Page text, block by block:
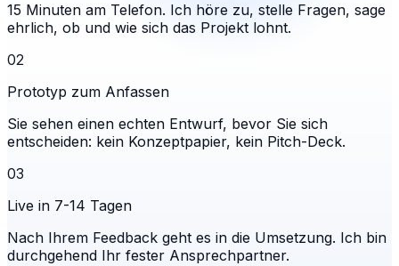
15 Minuten am Telefon. Ich höre zu, stelle Fragen, sage
ehrlich, ob und wie sich das Projekt lohnt.
02
Prototyp zum Anfassen
Sie sehen einen echten Entwurf, bevor Sie sich
entscheiden: kein Konzeptpapier, kein Pitch-Deck.
03
Live in 7-14 Tagen
Nach Ihrem Feedback geht es in die Umsetzung. Ich bin
durchgehend Ihr fester Ansprechpartner.